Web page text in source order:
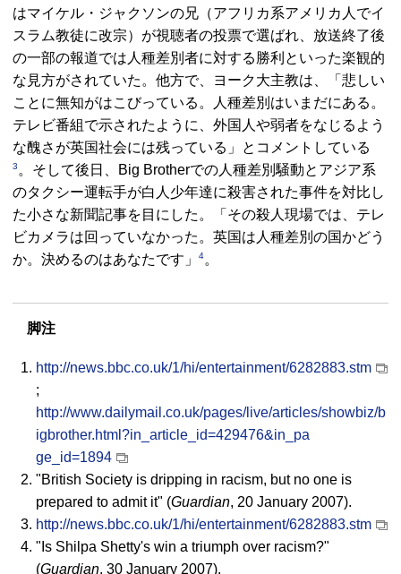
はマイケル・ジャクソンの兄（アフリカ系アメリカ人でイ
スラム教徒に改宗）が視聴者の投票で選ばれ、放送終了後
の一部の報道では人種差別者に対する勝利といった楽観的
な見方がされていた。他方で、ヨーク大主教は、「悲しい
ことに無知がはこびっている。人種差別はいまだにある。
テレビ番組で示されたように、外国人や弱者をなじるよう
な醜さが英国社会には残っている」とコメントしている
3 。そして後日、Big Brotherでの人種差別騒動とアジア系
のタクシー運転手が白人少年達に殺害された事件を対比し
た小さな新聞記事を目にした。「その殺人現場では、テレ
ビカメラは回っていなかった。英国は人種差別の国かどう
か。決めるのはあなたです」
4。
脚注
http://news.bbc.co.uk/1/hi/entertainment/6282883.stm
;
http://www.dailymail.co.uk/pages/live/articles/showbiz/b
igbrother.html?in_article_id=429476&in_pa
ge_id=1894
"British Society is dripping in racism, but no one is
prepared to admit it" (Guardian, 20 January 2007).
http://news.bbc.co.uk/1/hi/entertainment/6282883.stm
"Is Shilpa Shetty's win a triumph over racism?"
(Guardian, 30 January 2007).